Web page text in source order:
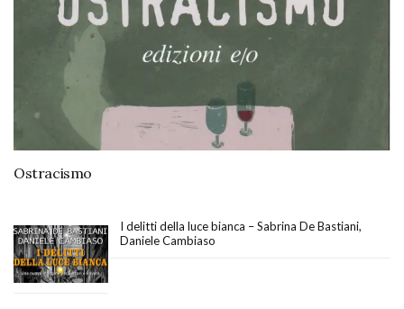
Ostracismo
I delitti della luce bianca – Sabrina De Bastiani,
Daniele Cambiaso